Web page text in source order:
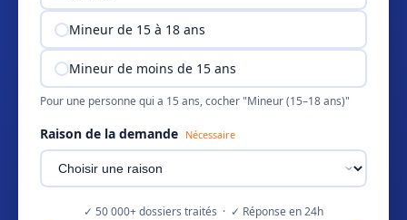
Mineur de 15 à 18 ans
Mineur de moins de 15 ans
Pour une personne qui a 15 ans, cocher "Mineur (15–18 ans)"
Raison de la demande Nécessaire
✓ 50 000+ dossiers traités · ✓ Réponse en 24h